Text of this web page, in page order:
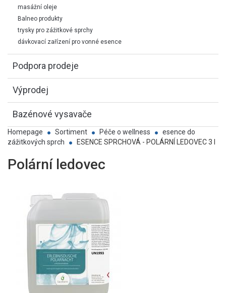
masážní oleje
Balneo produkty
trysky pro zážitkové sprchy
dávkovací zařízení pro vonné esence
Podpora prodeje
Výprodej
Bazénové vysavače
Homepage Sortiment Péče o wellness
esence do
zážitkových sprch
ESENCE SPRCHOVÁ - POLÁRNÍ LEDOVEC 3 l
Polární ledovec